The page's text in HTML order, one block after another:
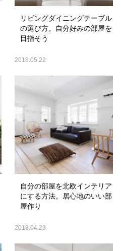
リビングダイニングテーブル
の選び方。自分好みの部屋を
目指そう
2018.05.22
自分の部屋を北欧インテリア
にする方法。居心地のいい部
屋作り
2018.04.23